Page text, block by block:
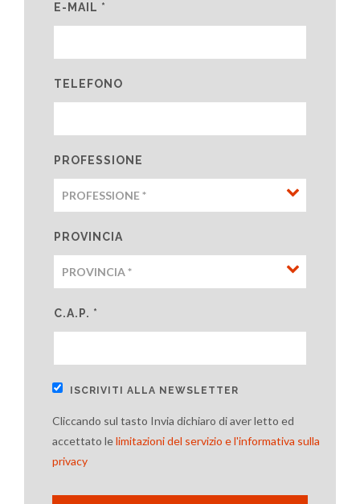
E-MAIL *
TELEFONO
PROFESSIONE
PROVINCIA
C.A.P. *
ISCRIVITI ALLA NEWSLETTER
Cliccando sul tasto Invia dichiaro di aver letto ed
accettato lelimitazioni del servizio e l'informativa sulla
privacy